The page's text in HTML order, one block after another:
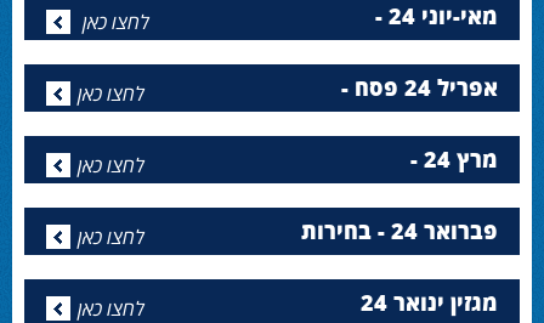
מאי-יוני 24 - לחצו כאן
אפריל 24 פסח - לחצו כאן
מרץ 24 - לחצו כאן
פברואר 24 - בחירות לחצו כאן
מגזין ינואר 24 לחצו כאן